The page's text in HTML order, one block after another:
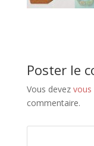
Poster le
Vous devez vous
commentaire.